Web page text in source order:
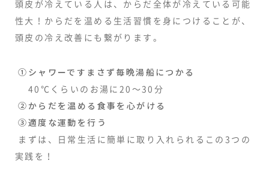
頭皮が冷えている人は、からだ全体が冷えている可能
性大！からだを温める生活習慣を身につけることが、
頭皮の冷え改善にも繋がります。
①シャワーですまさず毎晩湯船につかる
40℃くらいのお湯に20〜30分
②からだを温める食事を心がける
③適度な運動を行う
まずは、日常生活に簡単に取り入れられるこの3つの
実践を！